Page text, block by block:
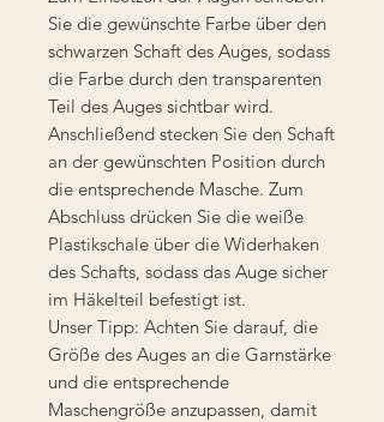
Sie die gewünschte Farbe über den
schwarzen Schaft des Auges, sodass
die Farbe durch den transparenten
Teil des Auges sichtbar wird.
Anschließend stecken Sie den Schaft
an der gewünschten Position durch
die entsprechende Masche. Zum
Abschluss drücken Sie die weiße
Plastikschale über die Widerhaken
des Schafts, sodass das Auge sicher
im Häkelteil befestigt ist.
Unser Tipp: Achten Sie darauf, die
Größe des Auges an die Garnstärke
und die entsprechende
Maschengröße anzupassen, damit